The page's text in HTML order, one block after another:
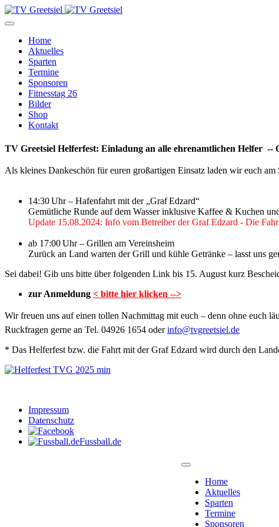
Home
Aktuelles
Sparten
Termine
Sponsoren
Fitnesstag 26
Bilder
Shop
Kontakt
TV Greetsiel Helferfest: Einladung an alle ehrenamtlichen Helfer --
Als kleines Dankeschön für euren großartigen Einsatz laden wir euch
14:30 Uhr – Hafenfahrt mit der „Graf Edzard“
Gemütliche Runde auf dem Wasser inklusive Kaffee & Kuchen
Update 15.08.2024: Info vom Betreiber der Graf Edzard - Die
ab 17:00 Uhr – Grillen am Vereinsheim
Zurück an Land warten der Grill und kühle Getränke – lasst uns
Sei dabei! Gib uns bitte über folgenden Link bis 15. August kurz
zur Anmeldung < bitte hier klicken -->
Wir freuen uns auf einen tollen Nachmittag mit euch – denn ohne euch
Ruckfragen gerne an Tel. 04926 1654 oderinfo@tvgreetsiel.de
* Das Helferfest bzw. die Fahrt mit der Graf Edzard wird durch den
Impressum
Datenschutz
Fussball.de
Home
Aktuelles
Sparten
Termine
Sponsoren